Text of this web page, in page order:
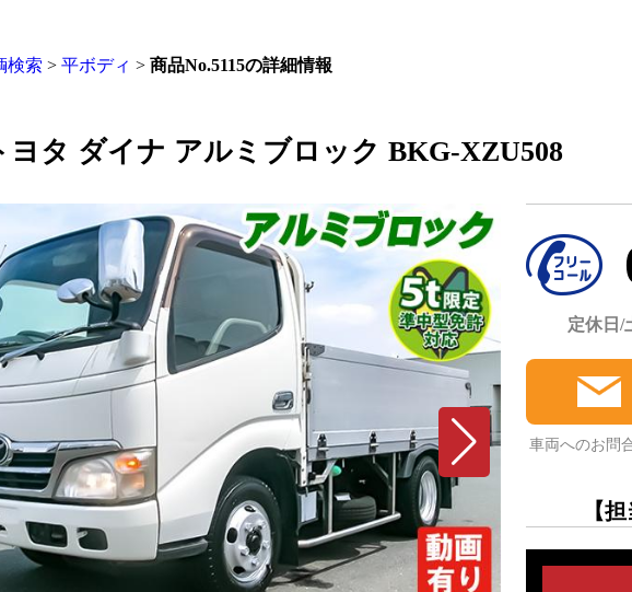
検索 > 平ボディ > 商品No.5115の詳細情報
ヨタ ダイナ アルミブロック BKG-XZU508
定休日/
車両へのお問
【